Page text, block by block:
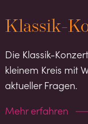
Klassik-
Die Klassik-
kleinem Kreis mit
aktueller Fragen.
Mehr erfahren